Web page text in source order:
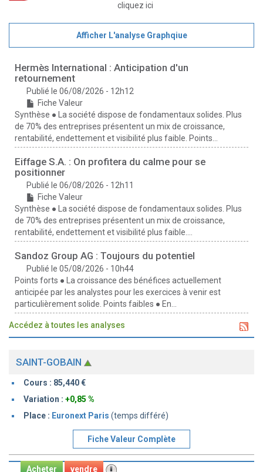
cliquez ici
Afficher L'analyse Graphqiue
Hermès International : Anticipation d'un
retournement
Publié le 06/08/2026 - 12h12
Fiche Valeur
Synthèse ● La société dispose de fondamentaux solides. Plus
de 70% des entreprises présentent un mix de croissance,
rentabilité, endettement et visibilité plus faible. Points...
Eiffage S.A. : On profitera du calme pour se
positionner
Publié le 06/08/2026 - 12h11
Fiche Valeur
Synthèse ● La société dispose de fondamentaux solides. Plus
de 70% des entreprises présentent un mix de croissance,
rentabilité, endettement et visibilité plus faible....
Sandoz Group AG : Toujours du potentiel
Publié le 05/08/2026 - 10h44
Points forts ● La croissance des bénéfices actuellement
anticipée par les analystes pour les exercices à venir est
particulièrement solide. Points faibles ● En...
Accédez à toutes les analyses
SAINT-GOBAIN
Cours : 85,440
Variation : +0,85 %
Place : Euronext Paris (temps différé)
Fiche Valeur Complète
Acheter vendre